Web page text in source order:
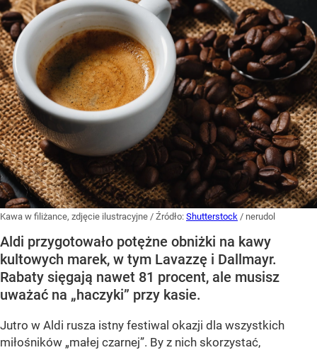
Kawa w filiżance, zdjęcie ilustracyjne / Źródło: Shutterstock / nerudol
Aldi przygotowało potężne obniżki na kawy
kultowych marek, w tym Lavazzę i Dallmayr.
Rabaty sięgają nawet 81 procent, ale musisz
uważać na „haczyki” przy kasie.
Jutro w Aldi rusza istny festiwal okazji dla wszystkich
miłośników „małej czarnej”. By z nich skorzystać,